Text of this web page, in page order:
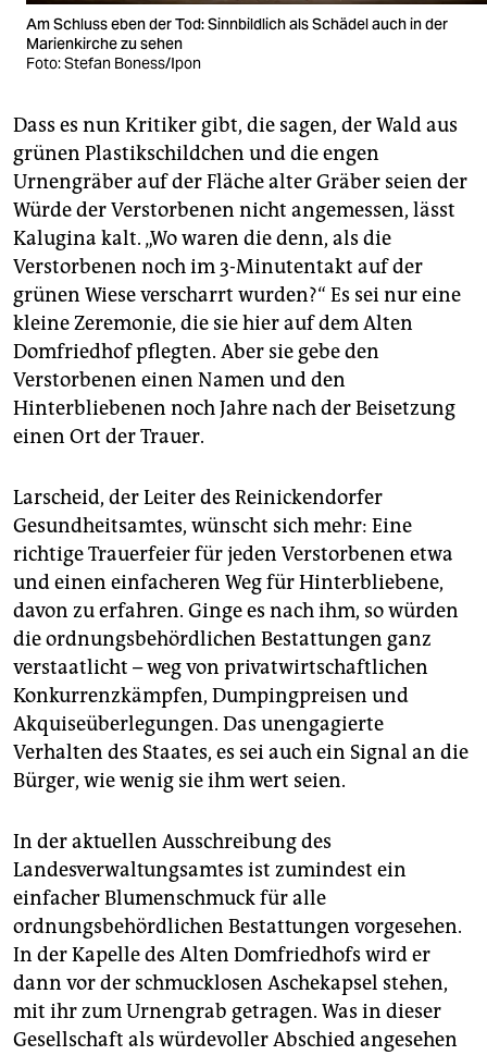
Am Schluss eben der Tod: Sinnbildlich als Schädel auch in der
Marienkirche zu sehen
Foto: Stefan Boness/Ipon
Dass es nun Kritiker gibt, die sagen, der Wald aus
grünen Plastikschildchen und die engen
Urnengräber auf der Fläche alter Gräber seien der
Würde der Verstorbenen nicht angemessen, lässt
Kalugina kalt. „Wo waren die denn, als die
Verstorbenen noch im 3-Minutentakt auf der
grünen Wiese verscharrt wurden?“ Es sei nur eine
kleine Zeremonie, die sie hier auf dem Alten
Domfriedhof pflegten. Aber sie gebe den
Verstorbenen einen Namen und den
Hinterbliebenen noch Jahre nach der Beisetzung
einen Ort der Trauer.
Larscheid, der Leiter des Reinickendorfer
Gesundheitsamtes, wünscht sich mehr: Eine
richtige Trauerfeier für jeden Verstorbenen etwa
und einen einfacheren Weg für Hinterbliebene,
davon zu erfahren. Ginge es nach ihm, so würden
die ordnungsbehördlichen Bestattungen ganz
verstaatlicht – weg von privatwirtschaftlichen
Konkurrenzkämpfen, Dumpingpreisen und
Akquiseüberlegungen. Das unengagierte
Verhalten des Staates, es sei auch ein Signal an die
Bürger, wie wenig sie ihm wert seien.
In der aktuellen Ausschreibung des
Landesverwaltungsamtes ist zumindest ein
einfacher Blumenschmuck für alle
ordnungsbehördlichen Bestattungen vorgesehen.
In der Kapelle des Alten Domfriedhofs wird er
dann vor der schmucklosen Aschekapsel stehen,
mit ihr zum Urnengrab getragen. Was in dieser
Gesellschaft als würdevoller Abschied angesehen